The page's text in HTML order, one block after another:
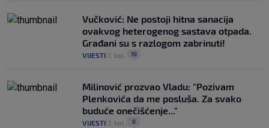
Vučković: Ne postoji hitna sanacija
ovakvog heterogenog sastava otpada.
Građani su s razlogom zabrinuti!
VIJESTI 7. kol. 19
Milinović prozvao Vladu: "Pozivam
Plenkovića da me posluša. Za svako
buduće onečišćenje..."
VIJESTI 7. kol. 9